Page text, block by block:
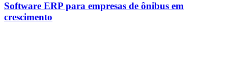
Software ERP para empresas de ônibus em
crescimento